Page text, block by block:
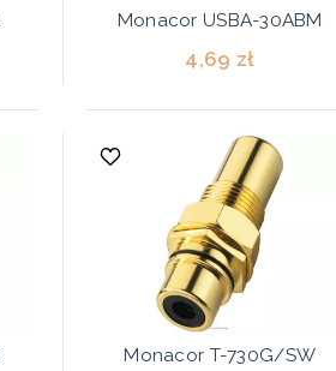
Monacor USBA-30ABM
4,69 zł
Monacor T-730G/SW